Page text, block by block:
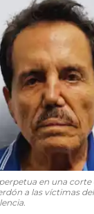
en una corte
a las víctimas